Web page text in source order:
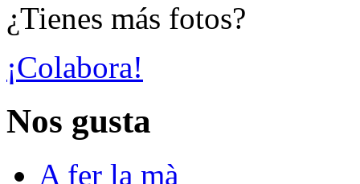
¿Tienes más fotos?
¡Colabora!
Nos gusta
A fer la mà